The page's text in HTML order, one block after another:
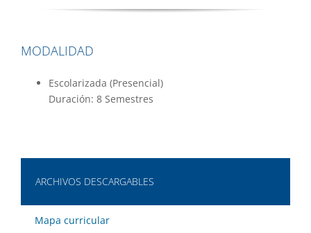
MODALIDAD
Escolarizada (Presencial)
Duración: 8 Semestres
ARCHIVOS DESCARGABLES
Mapa curricular